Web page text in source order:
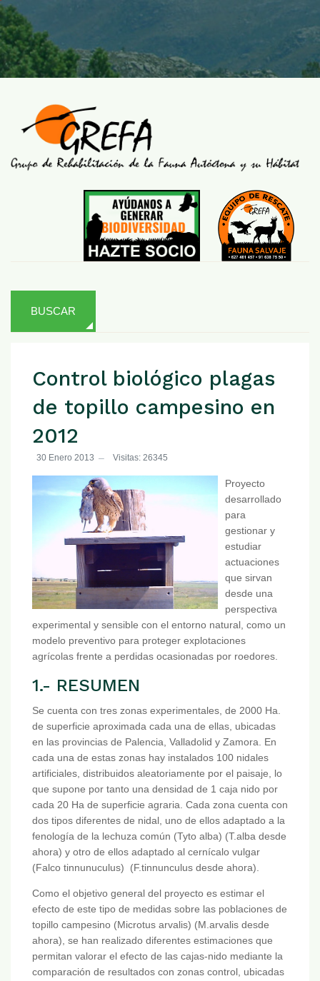
BUSCAR
Control biológico plagas
de topillo campesino en
2012
30 Enero 2013 Visitas: 26345
Proyecto
desarrollado
para
gestionar y
estudiar
actuaciones
que sirvan
desde una
perspectiva
experimental y sensible con el entorno natural, como un
modelo preventivo para proteger explotaciones
agrícolas frente a perdidas ocasionadas por roedores.
1.- RESUMEN
Se cuenta con tres zonas experimentales, de 2000 Ha.
de superficie aproximada cada una de ellas, ubicadas
en las provincias de Palencia, Valladolid y Zamora. En
cada una de estas zonas hay instalados 100 nidales
artificiales, distribuidos aleatoriamente por el paisaje, lo
que supone por tanto una densidad de 1 caja nido por
cada 20 Ha de superficie agraria. Cada zona cuenta con
dos tipos diferentes de nidal, uno de ellos adaptado a la
fenología de la lechuza común (Tyto alba) (T.alba desde
ahora) y otro de ellos adaptado al cernícalo vulgar
(Falco tinnunuculus) (F.tinnunculus desde ahora).
Como el objetivo general del proyecto es estimar el
efecto de este tipo de medidas sobre las poblaciones de
topillo campesino (Microtus arvalis) (M.arvalis desde
ahora), se han realizado diferentes estimaciones que
permitan valorar el efecto de las cajas-nido mediante la
comparación de resultados con zonas control, ubicadas